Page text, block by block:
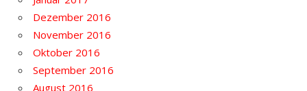
Dezember 2016
November 2016
Oktober 2016
September 2016
August 2016